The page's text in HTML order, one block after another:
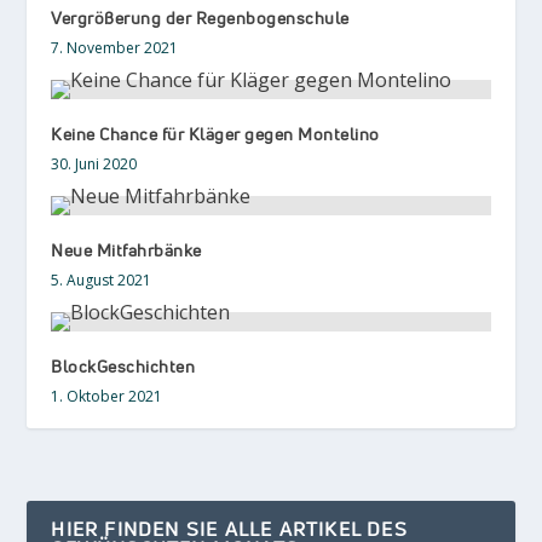
Vergrößerung der Regenbogenschule
7. November 2021
Keine Chance für Kläger gegen Montelino
30. Juni 2020
Neue Mitfahrbänke
5. August 2021
BlockGeschichten
1. Oktober 2021
HIER FINDEN SIE ALLE ARTIKEL DES